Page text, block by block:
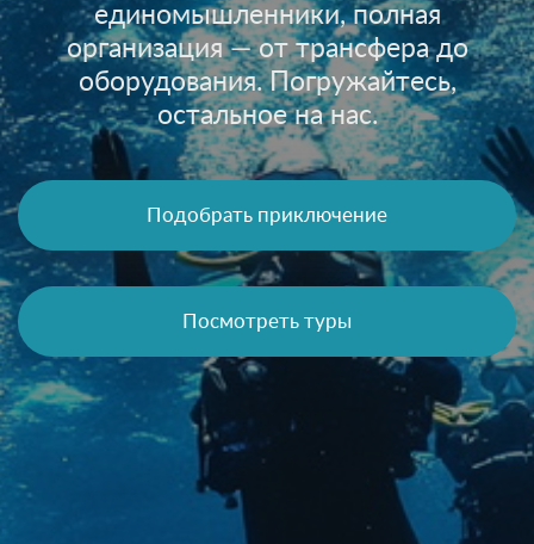
единомышленники, полная
организация — от трансфера до
оборудования. Погружайтесь,
остальное на нас.
Подобрать приключение
Посмотреть туры